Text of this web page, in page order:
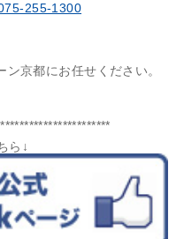
255-1300
京都にお任せください。
ら↓